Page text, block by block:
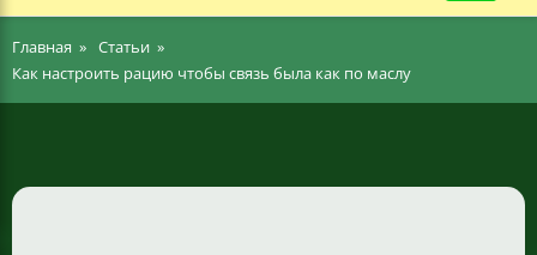
Главная
Статьи
Как настроить рацию чтобы связь была как по маслу